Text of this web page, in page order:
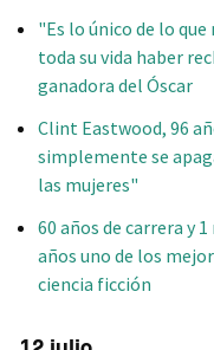
"Es lo único de lo
toda su vida haber
ganadora del Óscar
Clint Eastwood, 96
simplemente se
las mujeres"
60 años de carrera y
años uno de los
ciencia ficción